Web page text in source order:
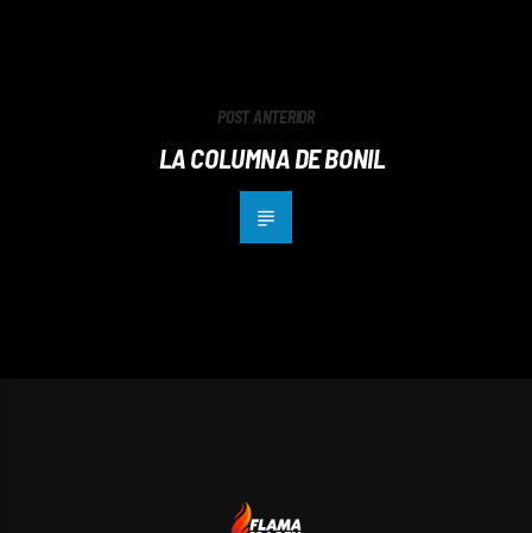
POST ANTERIOR
LA COLUMNA DE BONIL